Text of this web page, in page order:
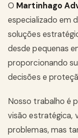
O Martinhago
especializado em
soluções
desde pequenas
proporcionando
decisões e
Nosso trabalho é
visão estratégica,
problemas, mas